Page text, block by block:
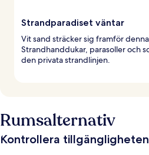
Strandparadiset väntar
Vit sand sträcker sig framför
Strandhanddukar, parasoller och
den privata strandlinjen.
Rumsalternativ
Kontrollera